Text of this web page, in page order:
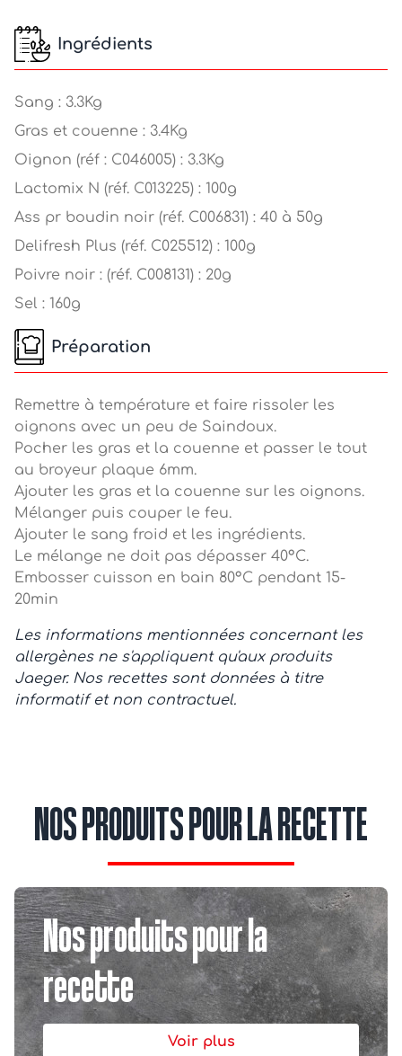
Ingrédients
Sang : 3.3Kg
Gras et couenne : 3.4Kg
Oignon (réf : C046005) : 3.3Kg
Lactomix N (réf. C013225) : 100g
Ass pr boudin noir (réf. C006831) : 40 à 50g
Delifresh Plus (réf. C025512) : 100g
Poivre noir : (réf. C008131) : 20g
Sel : 160g
Préparation
Remettre à température et faire rissoler les
oignons avec un peu de Saindoux.
Pocher les gras et la couenne et passer le tout
au broyeur plaque 6mm.
Ajouter les gras et la couenne sur les oignons.
Mélanger puis couper le feu.
Ajouter le sang froid et les ingrédients.
Le mélange ne doit pas dépasser 40°C.
Embosser cuisson en bain 80°C pendant 15-
20min
Les informations mentionnées concernant les
allergènes ne s'appliquent qu'aux produits
Jaeger. Nos recettes sont données à titre
informatif et non contractuel.
NOS PRODUITS POUR LA RECETTE
Nos produits pour la
recette
Voir plus